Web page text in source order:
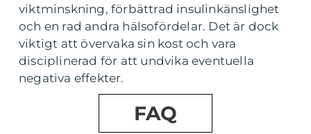
viktminskning, förbättrad insulinkänslighet
och en rad andra hälsofördelar. Det är dock
viktigt att övervaka sin kost och vara
disciplinerad för att undvika eventuella
negativa effekter.
FAQ